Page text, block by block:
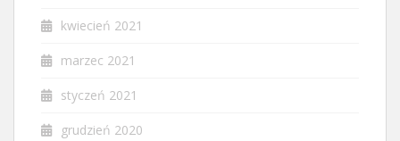
kwiecień 2021
marzec 2021
styczeń 2021
grudzień 2020